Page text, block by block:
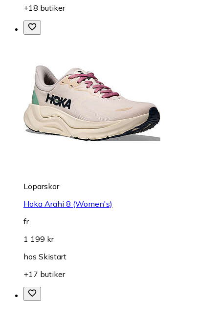
+18 butiker
Löparskor
Hoka Arahi 8 (Women's)
fr.
1 199 kr
hos Skistart
+17 butiker